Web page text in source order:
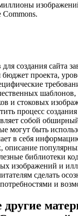
Commons.
создания сайта
проекта,
шаблонов,
и стоковых
процесс создания
собой
могут быть
в себя
описание
библиотеки
изображений и
сделать
и
другие